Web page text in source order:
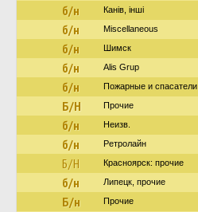
б/н Канів, інші
б/н Miscellaneous
б/н Шимск
б/н Alis Grup
б/н Пожарные и спасатели
Б/Н Прочие
б/н Неизв.
б/н Ретролайн
Б/Н Красноярск: прочие
б/н Липецк, прочие
Б/н Прочие